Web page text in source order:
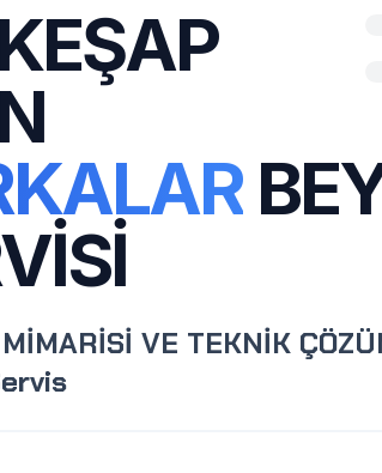
VE TEKNİK